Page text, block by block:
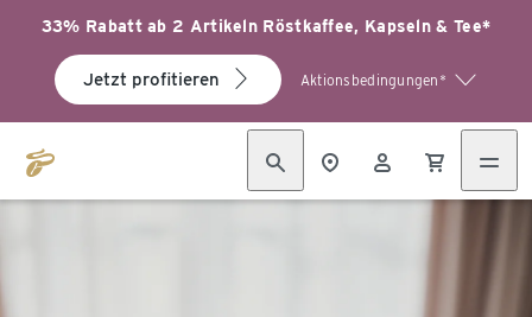
33% Rabatt ab 2 Artikeln Röstkaffee, Kapseln & Tee*
Jetzt profitieren Aktionsbedingungen*